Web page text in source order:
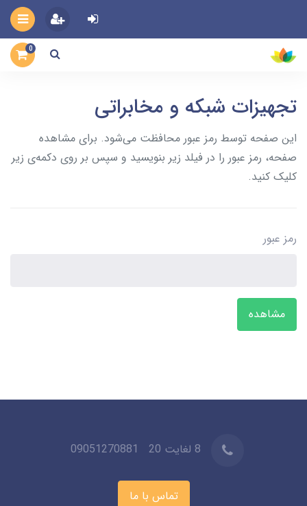
0
تجهیزات شبکه و مخابراتی
این صفحه توسط رمز عبور محافظت می‌شود. برای مشاهده
صفحه، رمز عبور را در فیلد زیر بنویسید و سپس بر روی دکمه‌ی زیر
کلیک کنید.
رمز عبور
مشاهده
8 لغایت 20 09051270881
تماس با ما